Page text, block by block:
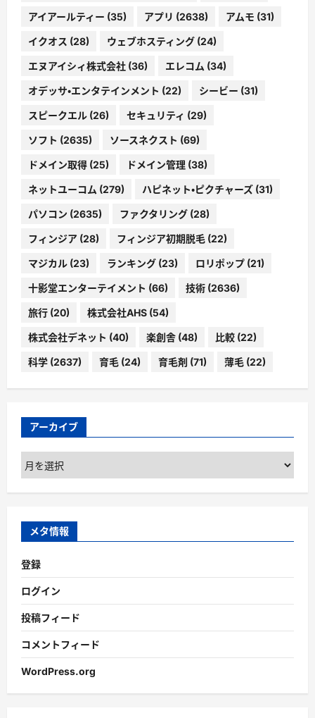
アイアールティー (35) アプリ (2638) アムモ (31)
イクオス (28) ウェブホスティング (24)
エヌアイシィ株式会社 (36) エレコム (34)
オデッサ・エンタテインメント (22) シービー (31)
スピークエル (26) セキュリティ (29)
ソフト (2635) ソースネクスト (69)
ドメイン取得 (25) ドメイン管理 (38)
ネットユーコム (279) ハピネット・ピクチャーズ (31)
パソコン (2635) ファクタリング (28)
フィンジア (28) フィンジア初期脱毛 (22)
マジカル (23) ランキング (23) ロリポップ (21)
十影堂エンターテイメント (66) 技術 (2636)
旅行 (20) 株式会社AHS (54)
株式会社デネット (40) 楽創舎 (48) 比較 (22)
科学 (2637) 育毛 (24) 育毛剤 (71) 薄毛 (22)
アーカイブ
ア
ー
カ
ブ
メタ情報
登録
ログイン
投稿フィード
コメントフィード
WordPress.org